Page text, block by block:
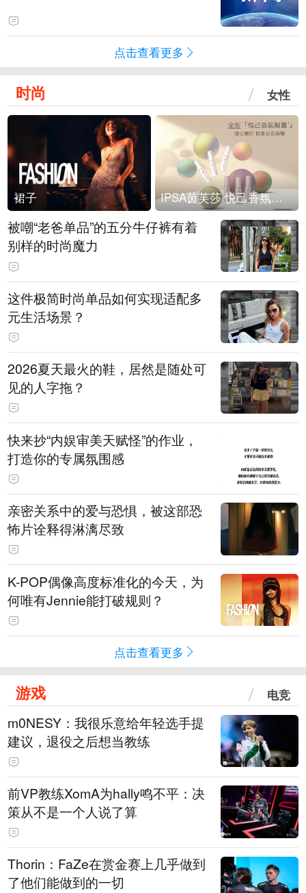
点击查看更多
时尚 女性
裙子 IPSA茵芙莎 悦己香氛凝露上市
被嘲“老爸单品”的五分牛仔裤有着
别样的时尚魔力
这件极简时尚单品如何实现适配多
元生活场景？
2026夏天最火的鞋，居然是随处可
见的人字拖？
快来抄“内娱审美天赋怪”的作业，
打造你的专属氛围感
亲密关系中的爱与恐惧，被这部恐
怖片诠释得淋漓尽致
K-POP偶像高度标准化的今天，为
何唯有Jennie能打破规则？
点击查看更多
游戏 电竞
m0NESY：我很乐意给年轻选手提
建议，退役之后想当教练
前VP教练XomA为hally鸣不平：决
策从不是一个人说了算
Thorin：FaZe在赏金赛上几乎做到
了他们能做到的一切